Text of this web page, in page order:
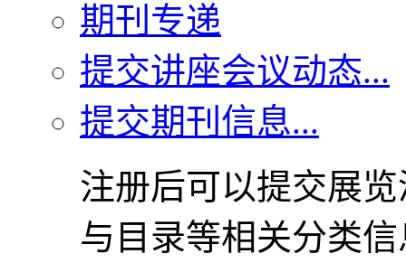
期刊专递
提交讲座会议动态...
提交期刊信息...
注册后可以提交展
与目录等相关分类